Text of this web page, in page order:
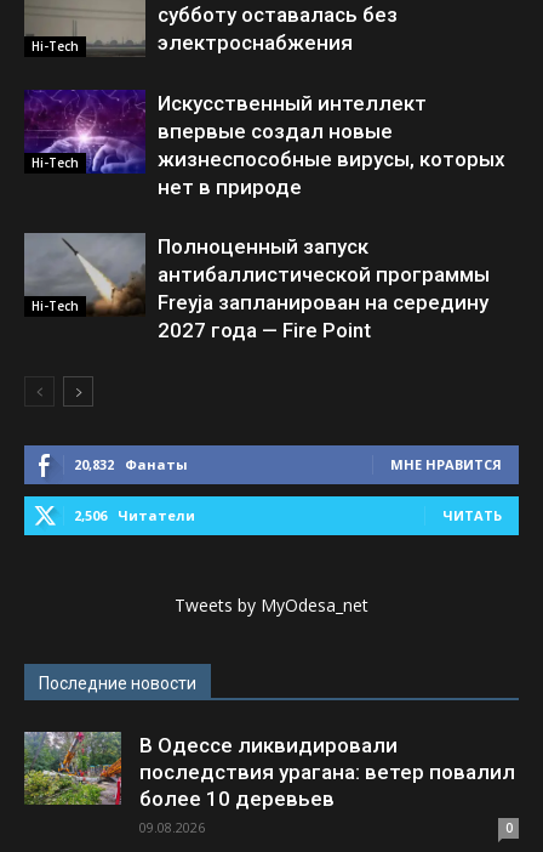
Hi-Tech
субботу оставалась без
электроснабжения
Hi-Tech
Искусственный интеллект
впервые создал новые
жизнеспособные вирусы, которых
нет в природе
Hi-Tech
Полноценный запуск
антибаллистической программы
Freyja запланирован на середину
2027 года — Fire Point
20,832 Фанаты МНЕ НРАВИТСЯ
2,506 Читатели ЧИТАТЬ
Tweets by MyOdesa_net
Последние новости
В Одессе ликвидировали
последствия урагана: ветер повалил
более 10 деревьев
09.08.2026 0